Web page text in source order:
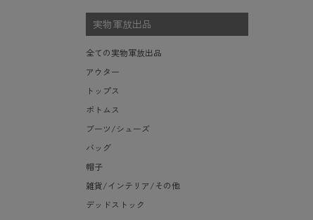
モッズコート
ダッフルバッグ
ボストンバッグ
ポーチ/ケース/etc
スーツケース/キャリーバッグ
ビジネスバッグ
サングラス・ゴーグル
ベレー帽
ハンチング
キャスケット
その他
ボックス/ガソリン缶/etc
生地・テントシェル
ミッドベースレイヤー Level.2
ウィンドレイヤー Level.4
ソフトシェルレイヤー Level.5
ハードシェルレイヤー Level.6
アウターレイヤー Level.7
実物軍放出品
全ての実物軍放出品
アウター
トップス
ボトムス
ブーツ/シューズ
バッグ
帽子
雑貨/インテリア/その他
デッドストック